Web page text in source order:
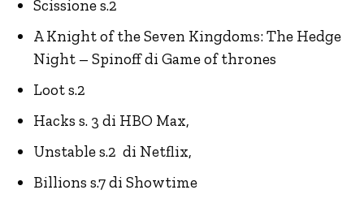
Scissione s.2
A Knight of the Seven Kingdoms: The Hedge
Night – Spinoff di Game of thrones
Loot s.2
Hacks s. 3 di HBO Max,
Unstable s.2 di Netflix,
Billions s.7 di Showtime